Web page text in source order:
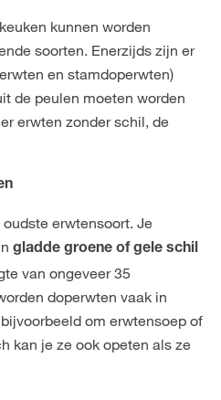
kunnen worden
soorten. Enerzijds zijn er
en stamdoperwten)
de peulen moeten worden
erwten zonder schil, de
erwtensoort. Je
gladde groene of gele schil
van ongeveer 35
doperwten vaak in
om erwtensoep of
kan je ze ook opeten als ze